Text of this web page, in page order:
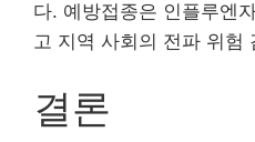
다. 예방접종은 인플루엔
고 지역 사회의 전파 위험
결론